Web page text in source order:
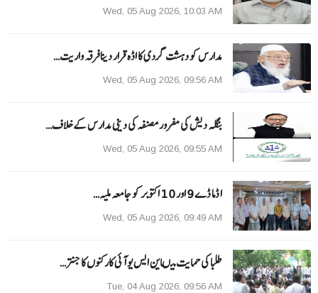
Wed, 05 Aug 2026, 10:03 AM
مدارس کو دہشت گردی کا اڈہ قرار دینا فرقہ واریت…
Wed, 05 Aug 2026, 09:56 AM
بنگلہ دیش کی مفرور مصنفہ کی دینی مدارس کے خلاف…
Wed, 05 Aug 2026, 09:55 AM
ا ڈما ڈے 9 اور 10 اکتوبر کو جامعہ ملیہ…
Wed, 05 Aug 2026, 09:49 AM
طلبا کی حمایت میںاین ایس یو آئی کارکنوں کا جنتر…
Tue, 04 Aug 2026, 09:56 AM